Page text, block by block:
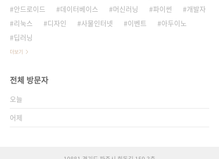
안드로이드
데이터베이스 머신러닝 파이썬
개발자
리눅스
디자인 사물인터넷 이벤트
아두이노
딥러닝
더보기
전체 방문자
오늘
어제